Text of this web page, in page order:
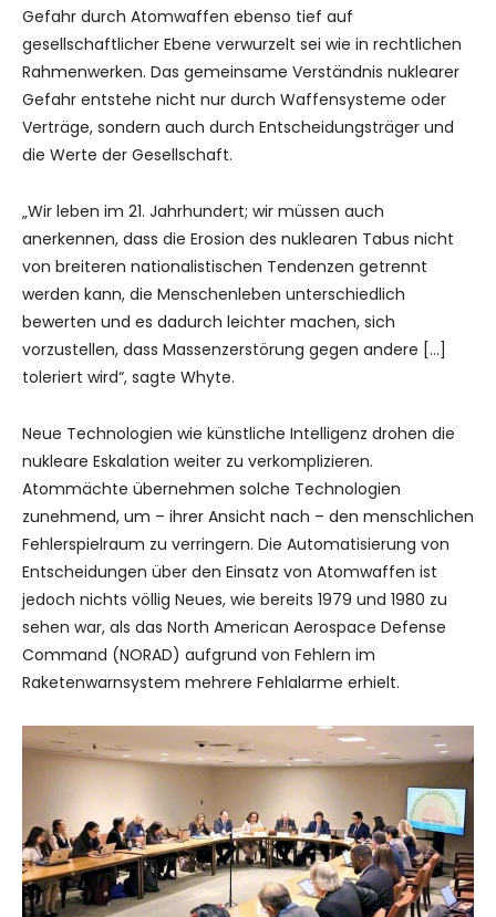
Gefahr durch Atomwaffen ebenso tief auf
gesellschaftlicher Ebene verwurzelt sei wie in rechtlichen
Rahmenwerken. Das gemeinsame Verständnis nuklearer
Gefahr entstehe nicht nur durch Waffensysteme oder
Verträge, sondern auch durch Entscheidungsträger und
die Werte der Gesellschaft.
„Wir leben im 21. Jahrhundert; wir müssen auch
anerkennen, dass die Erosion des nuklearen Tabus nicht
von breiteren nationalistischen Tendenzen getrennt
werden kann, die Menschenleben unterschiedlich
bewerten und es dadurch leichter machen, sich
vorzustellen, dass Massenzerstörung gegen andere […]
toleriert wird“, sagte Whyte.
Neue Technologien wie künstliche Intelligenz drohen die
nukleare Eskalation weiter zu verkomplizieren.
Atommächte übernehmen solche Technologien
zunehmend, um – ihrer Ansicht nach – den menschlichen
Fehlerspielraum zu verringern. Die Automatisierung von
Entscheidungen über den Einsatz von Atomwaffen ist
jedoch nichts völlig Neues, wie bereits 1979 und 1980 zu
sehen war, als das North American Aerospace Defense
Command (NORAD) aufgrund von Fehlern im
Raketenwarnsystem mehrere Fehlalarme erhielt.